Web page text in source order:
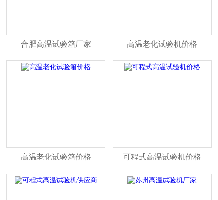
合肥高温试验箱厂家 高温老化试验机价格
高温老化试验箱价格 可程式高温试验机价格